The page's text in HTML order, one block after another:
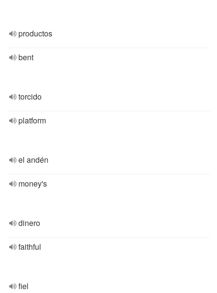
productos
bent
torcido
platform
el andén
money's
dinero
faithful
fiel